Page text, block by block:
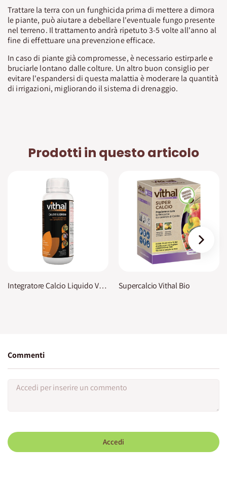
Trattare la terra con un funghicida prima di mettere a dimora
le piante, può aiutare a debellare l'eventuale fungo presente
nel terreno. Il trattamento andrà ripetuto 3-5 volte all'anno al
fine di effettuare una prevenzione efficace.
In caso di piante già compromesse, è necessario estirparle e
bruciarle lontano dalle colture. Un altro buon consiglio per
evitare l'espandersi di questa malattia è moderare la quantità
di irrigazioni, migliorando il sistema di drenaggio.
Prodotti in questo articolo
Integratore Calcio Liquido Vithal Expert Supercalcio Vithal Bio
›
Commenti
Accedi